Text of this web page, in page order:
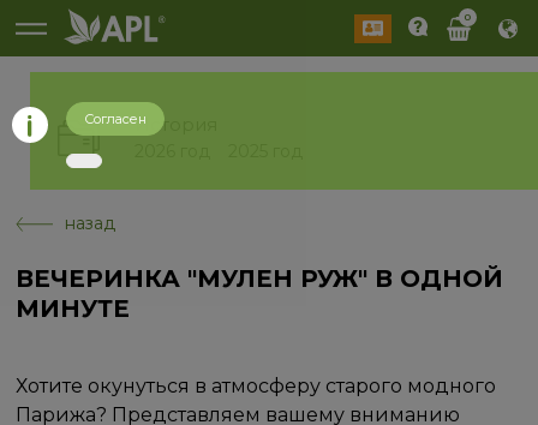
0
История
назад
ВЕЧЕРИНКА "МУЛЕН РУЖ" В ОДНОЙ
МИНУТЕ
Хотите окунуться в атмосферу старого модного
Парижа? Представляем вашему вниманию
Согласен